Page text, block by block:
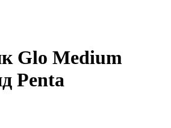
Glo Medium
Penta